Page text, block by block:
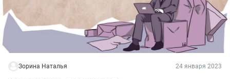
Зорина Наталья 24 января 2023